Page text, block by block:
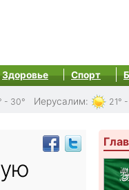
Здоровье Спорт
- 30° Иерусалим: 21°